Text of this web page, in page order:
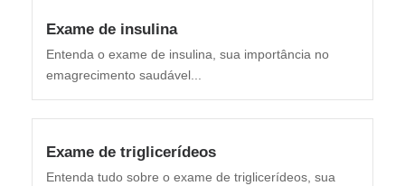
Exame de insulina
Entenda o exame de insulina, sua importância no
emagrecimento saudável...
Exame de triglicerídeos
Entenda tudo sobre o exame de triglicerídeos, sua